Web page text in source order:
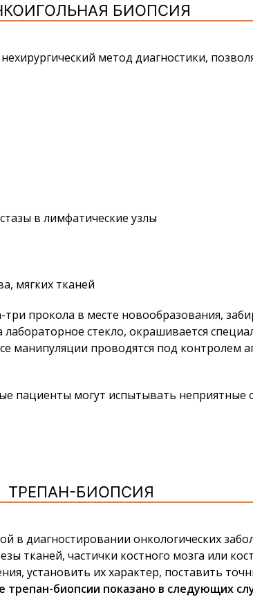
БИОПСИЯ
метод диагностики,
в лимфатические узлы
мягких тканей
прокола в месте новообразования,
стекло, окрашивается
манипуляции проводятся под контролем
пациенты могут испытывать
ТРЕПАН-БИОПСИЯ
в диагностировании онкологических
тканей, частички костного мозга или
установить их характер, поставить
трепан-биопсии показано в следующих